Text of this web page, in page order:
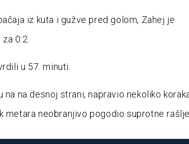
iz kuta i gužve pred golom, Zahej je
0:2.
u 57. minuti.
na desnoj strani, napravio nekoliko
metara neobranjivo pogodio suprotne rašlje